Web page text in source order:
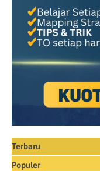
Terbaru
Populer